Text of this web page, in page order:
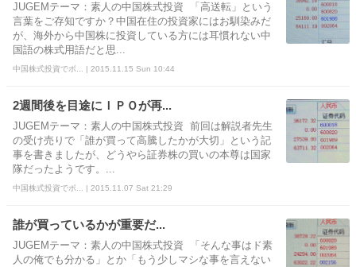
JUGEMテーマ：素人の中国株式投資 「高送転」という
言葉をご存知ですか？中国在住の投資家にはお馴染みだ
が、海外から中国株に投資している方には耳慣れない中
国語の株式用語だと思...
中国株式投資でボ... | 2015.11.15 Sun 10:44
2週間後を目途にＩＰＯが再...
JUGEMテーマ：素人の中国株式投資 前回は解説者先生
の受け売りで「誰が買って高騰したかが大切」という記
事を書きましたが、どうやら証券株の買いの本尊は国家
隊だったようです。...
中国株式投資でボ... | 2015.11.07 Sat 21:29
誰が買っているかが重要だ...
JUGEMテーマ：素人の中国株式投資 「そんな事はド素
人の俺でも分かる」とか「もう少しマシな事を言えない